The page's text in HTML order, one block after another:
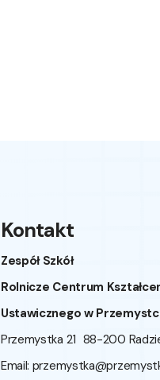
Kontakt
Zespół Szkół
Rolnicze Centrum
Ustawicznego w
Przemystka 21 88-200
Email: